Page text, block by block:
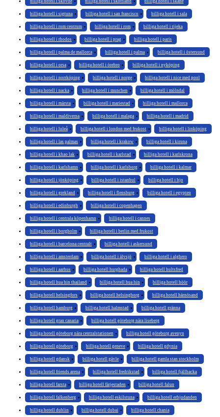
billiga hotell i skövde billiga hotell i skottland billiga hotell i skåne
billiga hotell i sigtuna billiga hotell i san francisco billiga hotell i sala
billiga hotell i rom centrum billiga hotell i rom billiga hotell i rijeka
billiga hotell i rhodos billiga hotell i prag billiga hotell i paris
billiga hotell i palma de mallorca billiga hotell i palma billiga hotell i östersund
billiga hotell i orsa billiga hotell i örebro billiga hotell i nyköping
billiga hotell i norrköping billiga hotell i norge billiga hotell i nice med pool
billiga hotell i nacka billiga hotell i munchen billiga hotell i mölndal
billiga hotell i märsta billiga hotell i mariestad billiga hotell i mallorca
billiga hotell i maldiverna billiga hotell i malaga billiga hotell i madrid
billiga hotell i luleå billiga hotell i london med frukost billiga hotell i linköping
billiga hotell i las palmas billiga hotell i krakow billiga hotell i kiruna
billiga hotell i khao lak billiga hotell i karlstad billiga hotell i karlskrona
billiga hotell i karlshamn billiga hotell i karlsborg billiga hotell i kalmar
billiga hotell i jönköping billiga hotell i istanbul billiga hotell i hjo
billiga hotell i grekland billiga hotell i flensburg billiga hotell i egypten
billiga hotell i edinburgh billiga hotell i copenhagen
billiga hotell i centrala köpenhamn billiga hotell i cannes
billiga hotell i borgholm billiga hotell i berlin med frukost
billiga hotell i barcelona centralt billiga hotell i askersund
billiga hotell i amsterdam billiga hotell i älvsjö billiga hotell i alghero
billiga hotell i aarhus billiga hotell hurghada billiga hotell hultsfred
billiga hotell hua hin thailand billiga hotell hua hin billiga hotell höör
billiga hotell helsingfors billiga hotell helsingborg billiga hotell härnösand
billiga hotell hamburg billiga hotell halmstad billiga hotell gränna
billiga hotell gran canaria billiga hotell göteborg nära liseberg
billiga hotell göteborg nära centralstationen billiga hotell göteborg avenyn
billiga hotell göteborg billiga hotell geneve billiga hotell gdynia
billiga hotell gdansk billiga hotell gävle billiga hotell gamla stan stockholm
billiga hotell friends arena billiga hotell fredrikstad billiga hotell fjällbacka
billiga hotell farsta billiga hotell färjestaden billiga hotell falun
billiga hotell falkenberg billiga hotell eskilstuna billiga hotell erbjudanden
billiga hotell dublin billiga hotell dubai billiga hotell chania